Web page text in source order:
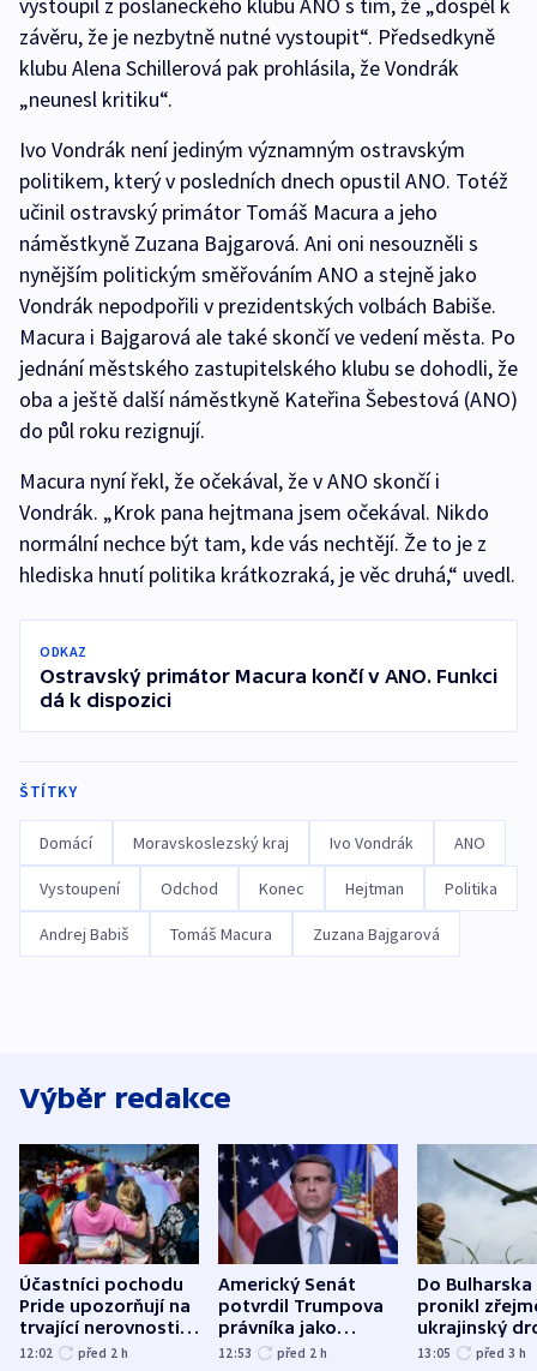
vystoupil z poslaneckého klubu ANO s tím, že „dospěl k
závěru, že je nezbytně nutné vystoupit“. Předsedkyně
klubu Alena Schillerová pak prohlásila, že Vondrák
„neunesl kritiku“.
Ivo Vondrák není jediným významným ostravským
politikem, který v posledních dnech opustil ANO. Totéž
učinil ostravský primátor Tomáš Macura a jeho
náměstkyně Zuzana Bajgarová. Ani oni nesouzněli s
nynějším politickým směřováním ANO a stejně jako
Vondrák nepodpořili v prezidentských volbách Babiše.
Macura i Bajgarová ale také skončí ve vedení města. Po
jednání městského zastupitelského klubu se dohodli, že
oba a ještě další náměstkyně Kateřina Šebestová (ANO)
do půl roku rezignují.
Macura nyní řekl, že očekával, že v ANO skončí i
Vondrák. „Krok pana hejtmana jsem očekával. Nikdo
normální nechce být tam, kde vás nechtějí. Že to je z
hlediska hnutí politika krátkozraká, je věc druhá,“ uvedl.
ODKAZ
Ostravský primátor Macura končí v ANO. Funkci
dá k dispozici
ŠTÍTKY
Domácí Moravskoslezský kraj Ivo Vondrák ANO
Vystoupení Odchod Konec Hejtman Politika
Andrej Babiš Tomáš Macura Zuzana Bajgarová
Výběr redakce
Účastníci pochodu
Pride upozorňují na
trvající nerovnosti i
společenskou
12:02 před 2 h
Americký Senát
potvrdil Trumpova
právníka jako
ministra
12:53 před 2 h
Do Bulharska
pronikl
ukrajinský
explodoval
13:05 před 3 h